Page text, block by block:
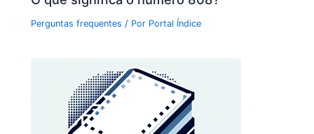
Perguntas frequentes / Por Portal Índice